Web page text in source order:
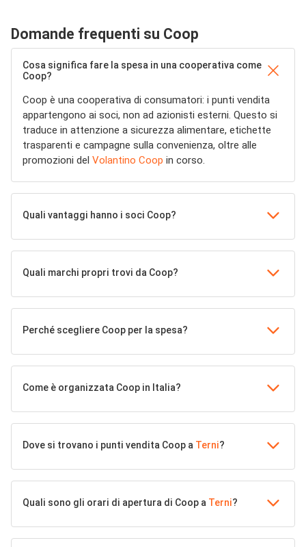
Domande frequenti su Coop
Cosa significa fare la spesa in una cooperativa come
Coop?
Coop è una cooperativa di consumatori: i punti vendita
appartengono ai soci, non ad azionisti esterni. Questo si
traduce in attenzione a sicurezza alimentare, etichette
trasparenti e campagne sulla convenienza, oltre alle
promozioni del Volantino Coop in corso.
Quali vantaggi hanno i soci Coop?
Quali marchi propri trovi da Coop?
Perché scegliere Coop per la spesa?
Come è organizzata Coop in Italia?
Dove si trovano i punti vendita Coop a Terni?
Quali sono gli orari di apertura di Coop a Terni?